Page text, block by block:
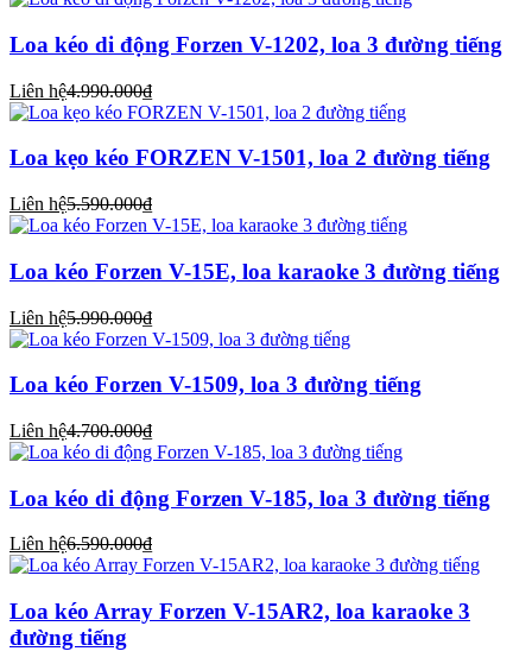
Loa kéo di động Forzen V-1202, loa 3 đường tiếng
Liên hệ4.990.000₫
Loa kẹo kéo FORZEN V-1501, loa 2 đường tiếng
Liên hệ5.590.000₫
Loa kéo Forzen V-15E, loa karaoke 3 đường tiếng
Liên hệ5.990.000₫
Loa kéo Forzen V-1509, loa 3 đường tiếng
Liên hệ4.700.000₫
Loa kéo di động Forzen V-185, loa 3 đường tiếng
Liên hệ6.590.000₫
Loa kéo Array Forzen V-15AR2, loa karaoke 3
đường tiếng